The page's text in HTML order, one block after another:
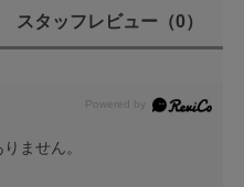
スタッフレビュー （0）
ません。